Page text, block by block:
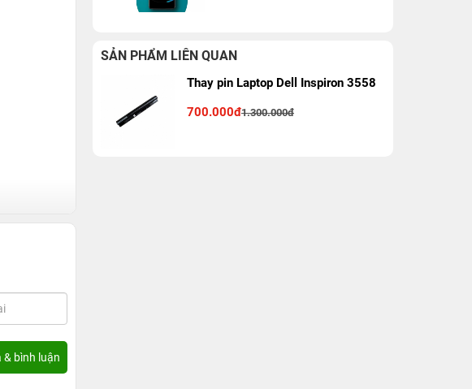
SẢN PHẨM LIÊN QUAN
Thay pin Laptop Dell Inspiron 3558
700.000đ1.300.000đ